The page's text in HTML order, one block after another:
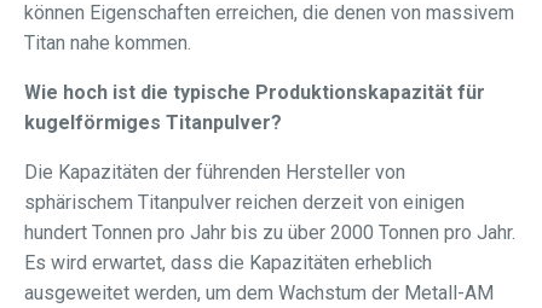
können Eigenschaften erreichen, die denen von massivem
Titan nahe kommen.
Wie hoch ist die typische Produktionskapazität für
kugelförmiges Titanpulver?
Die Kapazitäten der führenden Hersteller von
sphärischem Titanpulver reichen derzeit von einigen
hundert Tonnen pro Jahr bis zu über 2000 Tonnen pro Jahr.
Es wird erwartet, dass die Kapazitäten erheblich
ausgeweitet werden, um dem Wachstum der Metall-AM